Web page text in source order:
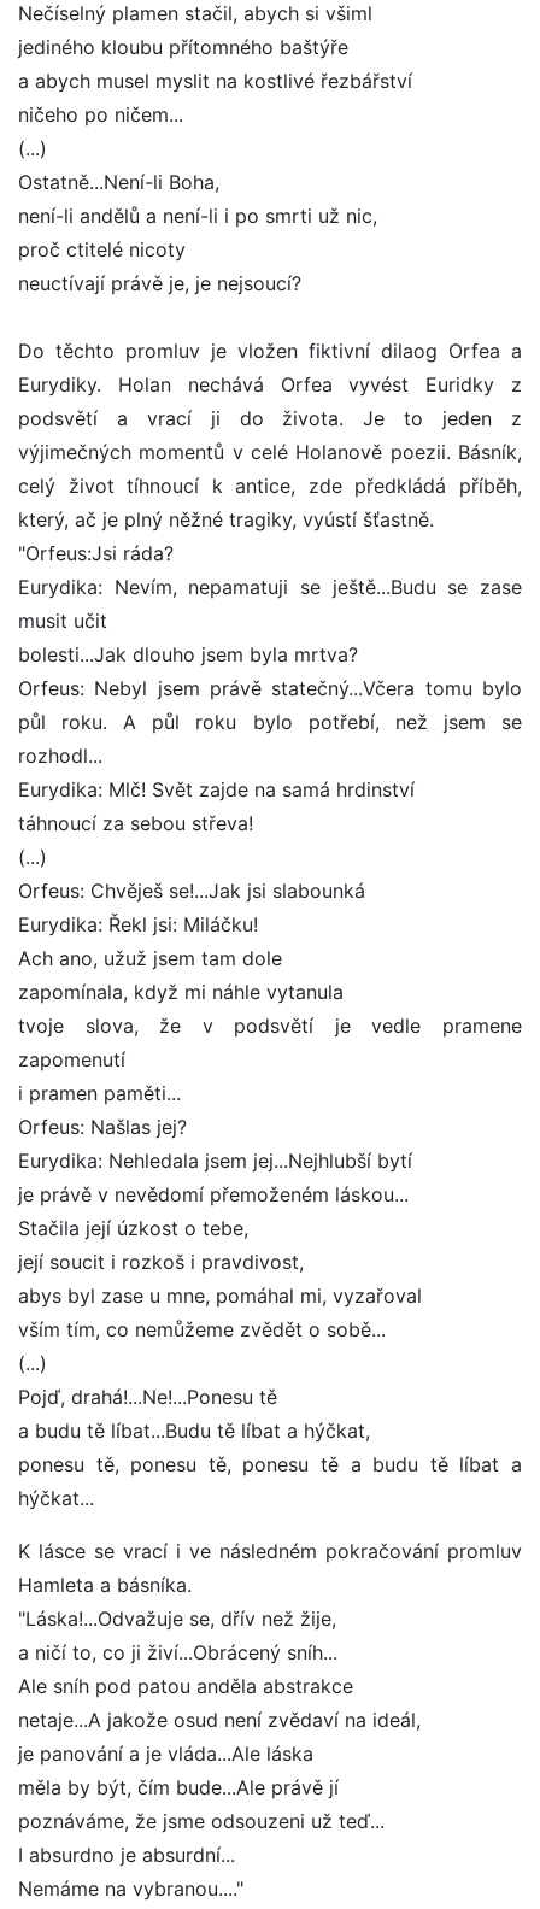
Nečíselný plamen stačil, abych si všiml
jediného kloubu přítomného baštýře
a abych musel myslit na kostlivé řezbářství
ničeho po ničem...
(...)
Ostatně...Není-li Boha,
není-li andělů a není-li i po smrti už nic,
proč ctitelé nicoty
neuctívají právě je, je nejsoucí?
Do těchto promluv je vložen fiktivní dilaog Orfea a
Eurydiky. Holan nechává Orfea vyvést Euridky z
podsvětí a vrací ji do života. Je to jeden z
výjimečných momentů v celé Holanově poezii. Básník,
celý život tíhnoucí k antice, zde předkládá příběh,
který, ač je plný něžné tragiky, vyústí šťastně.
"Orfeus:Jsi ráda?
Eurydika: Nevím, nepamatuji se ještě...Budu se zase
musit učit
bolesti...Jak dlouho jsem byla mrtva?
Orfeus: Nebyl jsem právě statečný...Včera tomu bylo
půl roku. A půl roku bylo potřebí, než jsem se
rozhodl...
Eurydika: Mlč! Svět zajde na samá hrdinství
táhnoucí za sebou střeva!
(...)
Orfeus: Chvěješ se!...Jak jsi slabounká
Eurydika: Řekl jsi: Miláčku!
Ach ano, užuž jsem tam dole
zapomínala, když mi náhle vytanula
tvoje slova, že v podsvětí je vedle pramene
zapomenutí
i pramen paměti...
Orfeus: Našlas jej?
Eurydika: Nehledala jsem jej...Nejhlubší bytí
je právě v nevědomí přemoženém láskou...
Stačila její úzkost o tebe,
její soucit i rozkoš i pravdivost,
abys byl zase u mne, pomáhal mi, vyzařoval
vším tím, co nemůžeme zvědět o sobě...
(...)
Pojď, drahá!...Ne!...Ponesu tě
a budu tě líbat...Budu tě líbat a hýčkat,
ponesu tě, ponesu tě, ponesu tě a budu tě líbat a
hýčkat...
K lásce se vrací i ve následném pokračování promluv
Hamleta a básníka.
"Láska!...Odvažuje se, dřív než žije,
a ničí to, co ji živí...Obrácený sníh...
Ale sníh pod patou anděla abstrakce
netaje...A jakože osud není zvědaví na ideál,
je panování a je vláda...Ale láska
měla by být, čím bude...Ale právě jí
poznáváme, že jsme odsouzeni už teď...
I absurdno je absurdní...
Nemáme na vybranou...."